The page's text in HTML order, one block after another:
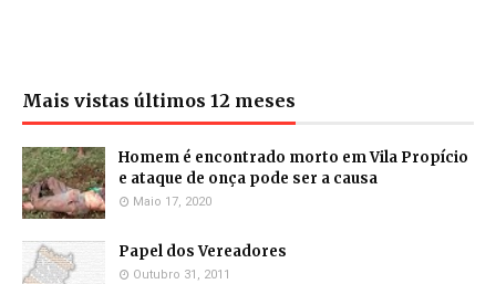
Mais vistas últimos 12 meses
Homem é encontrado morto em Vila Propício
e ataque de onça pode ser a causa
Maio 17, 2020
Papel dos Vereadores
Outubro 31, 2011